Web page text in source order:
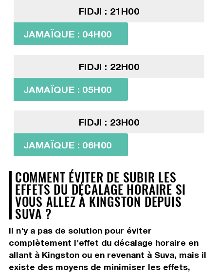
FIDJI : 21H00
JAMAÏQUE : 04H00
FIDJI : 22H00
JAMAÏQUE : 05H00
FIDJI : 23H00
JAMAÏQUE : 06H00
COMMENT ÉVITER DE SUBIR LES
EFFETS DU DÉCALAGE HORAIRE SI
VOUS ALLEZ À KINGSTON DEPUIS
SUVA ?
Il n'y a pas de solution pour éviter
complètement l'effet du décalage horaire en
allant à Kingston ou en revenant à Suva, mais il
existe des moyens de minimiser les effets,